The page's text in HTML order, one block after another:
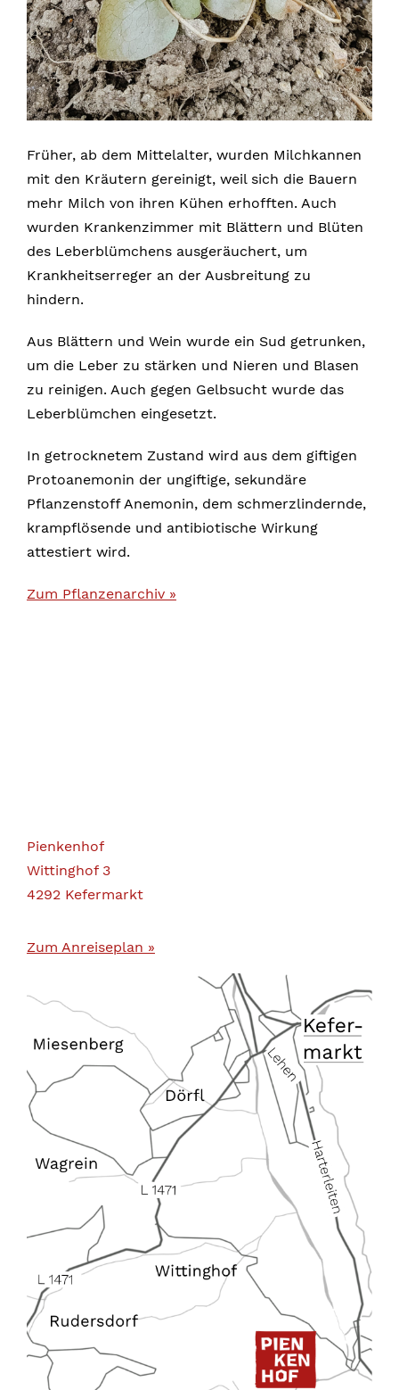
Früher, ab dem Mittelalter, wurden Milchkannen
mit den Kräutern gereinigt, weil sich die Bauern
mehr Milch von ihren Kühen erhofften. Auch
wurden Krankenzimmer mit Blättern und Blüten
des Leberblümchens ausgeräuchert, um
Krankheitserreger an der Ausbreitung zu
hindern.
Aus Blättern und Wein wurde ein Sud getrunken,
um die Leber zu stärken und Nieren und Blasen
zu reinigen. Auch gegen Gelbsucht wurde das
Leberblümchen eingesetzt.
In getrocknetem Zustand wird aus dem giftigen
Protoanemonin der ungiftige, sekundäre
Pflanzenstoff Anemonin, dem schmerzlindernde,
krampflösende und antibiotische Wirkung
attestiert wird.
Zum Pflanzenarchiv »
Pienkenhof
Wittinghof 3
4292 Kefermarkt
Zum Anreiseplan »